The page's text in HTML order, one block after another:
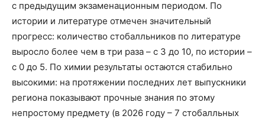
с предыдущим экзаменационным периодом. По
истории и литературе отмечен значительный
прогресс: количество стобалльников по литературе
выросло более чем в три раза – с 3 до 10, по истории –
с 0 до 5. По химии результаты остаются стабильно
высокими: на протяжении последних лет выпускники
региона показывают прочные знания по этому
непростому предмету (в 2026 году – 7 стобалльных